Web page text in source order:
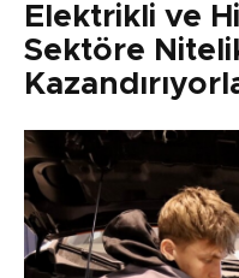
Elektrikli ve
Sektöre